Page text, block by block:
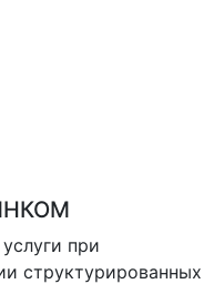
при
структурированных